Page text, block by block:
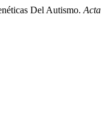
Del Autismo.